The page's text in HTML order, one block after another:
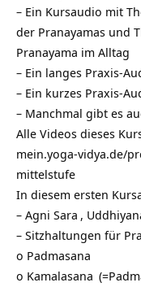
– Ein Kursaudio mit
der Pranayamas und
Pranayama im Alltag
– Ein langes Praxis-
– Ein kurzes Praxis-
– Manchmal gibt es
Alle Videos dieses
mein.yoga-vidya.de/
mittelstufe
In diesem ersten
– Agni Sara ,
– Sitzhaltungen für
o Padmasana
o Kamalasana